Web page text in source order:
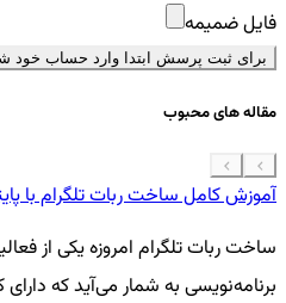
فایل ضمیمه
برای ثبت پرسش ابتدا وارد حساب خود
مقاله های محبوب
آموزش کامل ساخت ربات تلگرام با
ساخت ربات تلگرام امروزه یکی از
برنامه‌نویسی به شمار می‌آید که دارای